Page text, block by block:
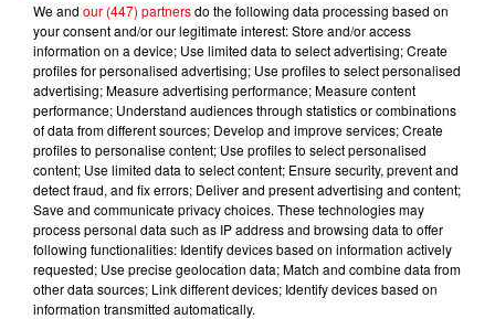
We and our (447) partnersdo the following data processing based on
your consent and/or our legitimate interest: Store and/or access
information on a device; Use limited data to select advertising; Create
profiles for personalised advertising; Use profiles to select personalised
advertising; Measure advertising performance; Measure content
performance; Understand audiences through statistics or combinations
of data from different sources; Develop and improve services; Create
profiles to personalise content; Use profiles to select personalised
content; Use limited data to select content; Ensure security, prevent and
detect fraud, and fix errors; Deliver and present advertising and content;
Save and communicate privacy choices. These technologies may
process personal data such as IP address and browsing data to offer
following functionalities: Identify devices based on information actively
requested; Use precise geolocation data; Match and combine data from
other data sources; Link different devices; Identify devices based on
information transmitted automatically.